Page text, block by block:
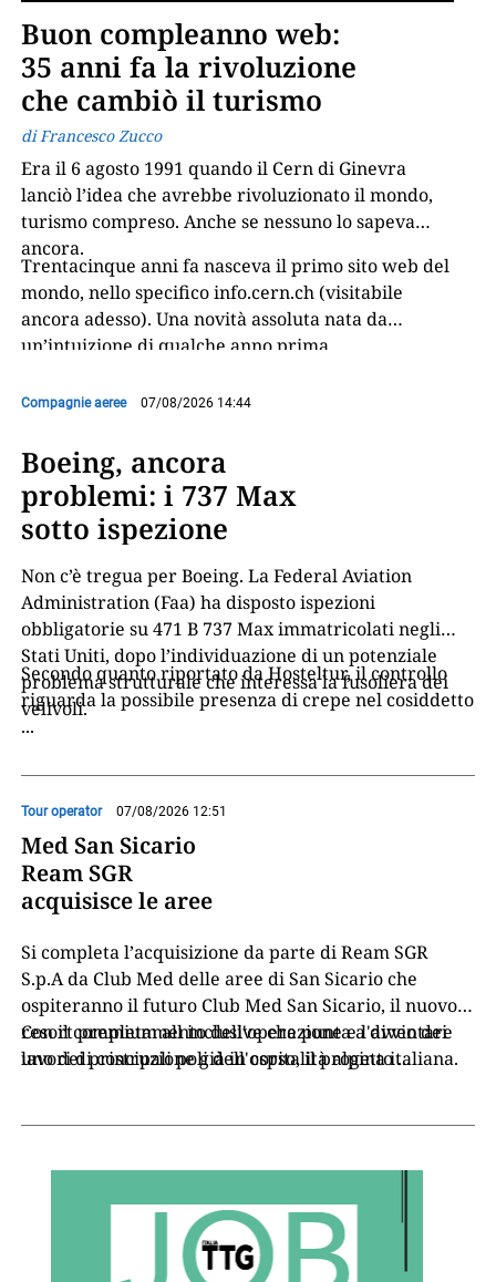
Buon compleanno web:
35 anni fa la rivoluzione
che cambiò il turismo
di Francesco Zucco
Era il 6 agosto 1991 quando il Cern di Ginevra
lanciò l’idea che avrebbe rivoluzionato il mondo,
turismo compreso. Anche se nessuno lo sapeva
ancora.
Trentacinque anni fa nasceva il primo sito web del
mondo, nello specifico info.cern.ch (visitabile
ancora adesso). Una novità assoluta nata da
un’intuizione di qualche anno prima
Compagnie aeree 07/08/2026 14:44
Boeing, ancora
problemi: i 737 Max
sotto ispezione
Non c’è tregua per Boeing. La Federal Aviation
Administration (Faa) ha disposto ispezioni
obbligatorie su 471 B 737 Max immatricolati negli
Stati Uniti, dopo l’individuazione di un potenziale
problema strutturale che interessa la fusoliera dei
velivoli.
Secondo quanto riportato da Hosteltur, il controllo
riguarda la possibile presenza di crepe nel cosiddetto
...
Tour operator 07/08/2026 12:51
Med San Sicario
Ream SGR
acquisisce le aree
Si completa l’acquisizione da parte di Ream SGR
S.p.A da Club Med delle aree di San Sicario che
ospiteranno il futuro Club Med San Sicario, il nuovo
resort premium all inclusive che punta a diventare
uno dei principali poli dell'ospitalità alpina italiana.
Con il completamento dell'operazione e l'avvio dei
lavori di costruzione già in corso, il progetto...